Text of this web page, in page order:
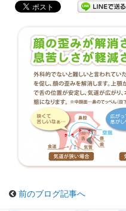
前のブログ記事へ